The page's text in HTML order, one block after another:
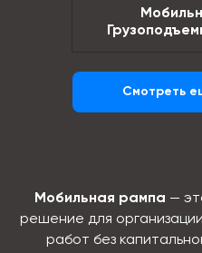
Смотреть
Мобильная рампа —
решение для
работ без